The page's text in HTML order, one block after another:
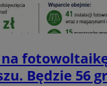
na
Będzie 56